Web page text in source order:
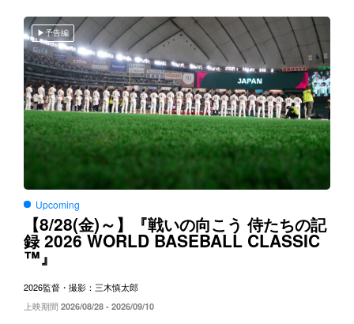
予告編
Upcoming
【8/28(金)～】『戦いの向こう 侍たちの記
録2026 WORLD BASEBALL CLASSIC
™』
2026監督・撮影：三木慎太郎
上映期間 2026/08/28 - 2026/09/10